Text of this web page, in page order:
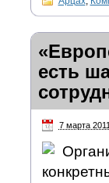
есть
7 марта